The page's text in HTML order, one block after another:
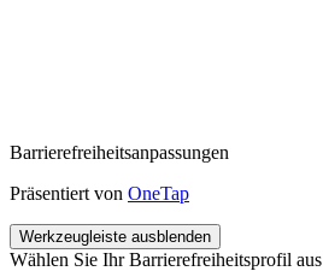
Barrierefreiheitsanpassungen
Präsentiert von OneTap
Werkzeugleiste ausblenden
Wählen Sie Ihr Barrierefreiheitsprofil aus